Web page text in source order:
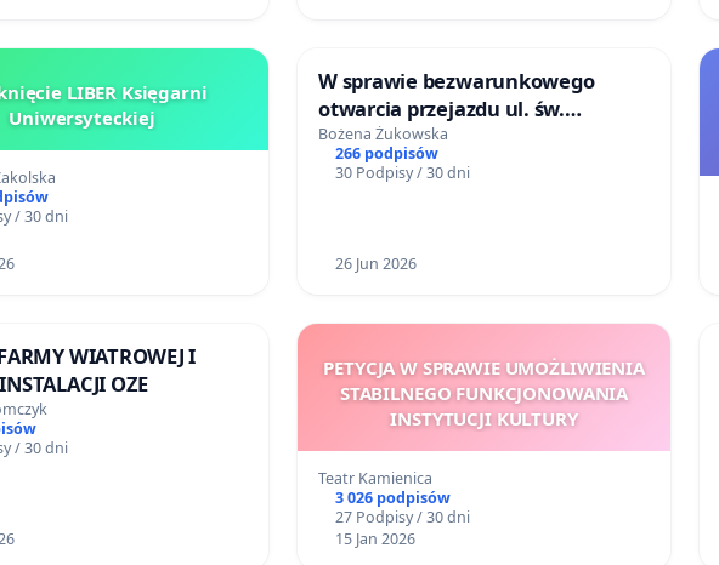
LIBER Księgarni
Uniwersyteckiej
/ 30 dni
W sprawie bezwarunkowego
otwarcia przejazdu ul. św.
Wincentego dla wszystkich
uczestników ruchu drogowego 7
Bożena Żukowska
266 podpisów
30 Podpisy / 30 dni
26 Jun 2026
WIATROWEJ I
OZE
/ 30 dni
PETYCJA W SPRAWIE UMOŻLIWIENIA
STABILNEGO FUNKCJONOWANIA
INSTYTUCJI KULTURY
Teatr Kamienica
3 026 podpisów
27 Podpisy / 30 dni
15 Jan 2026